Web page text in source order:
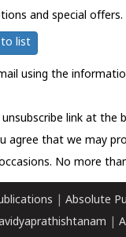
and special offers.
to list
using the
link at
agree that we may
No more
Absolute